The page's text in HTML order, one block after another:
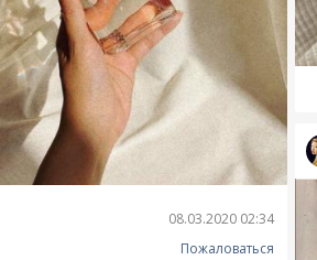
08.03.2020 02:34
Пожаловаться